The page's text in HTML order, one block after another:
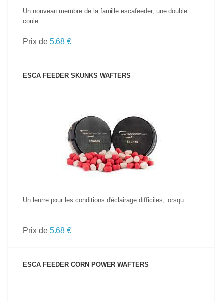
Un nouveau membre de la famille escafeeder, une double
coule...
Prix de 5.68 €
ESCA FEEDER SKUNKS WAFTERS
VOIR LE PRODUIT
Un leurre pour les conditions d'éclairage difficiles, lorsqu...
Prix de 5.68 €
ESCA FEEDER CORN POWER WAFTERS